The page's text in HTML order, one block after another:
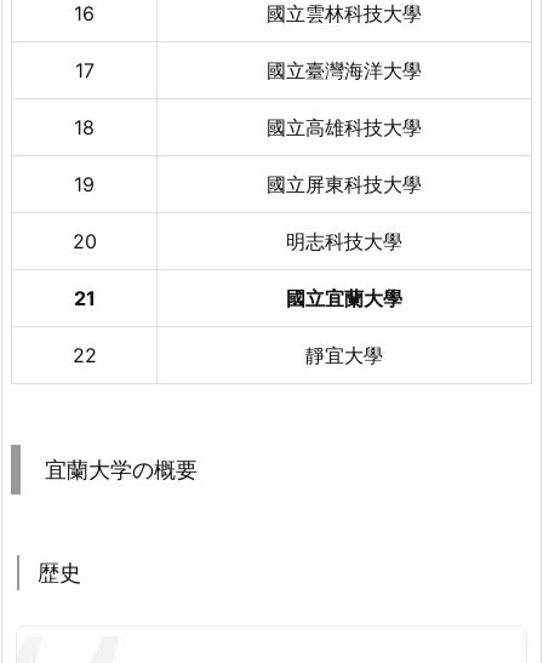
16 國立雲林科技大學
17 國立臺灣海洋大學
18 國立高雄科技大學
19 國立屏東科技大學
20 明志科技大學
21 國立宜蘭大學
22 靜宜大學
宜蘭大学の概要
歴史